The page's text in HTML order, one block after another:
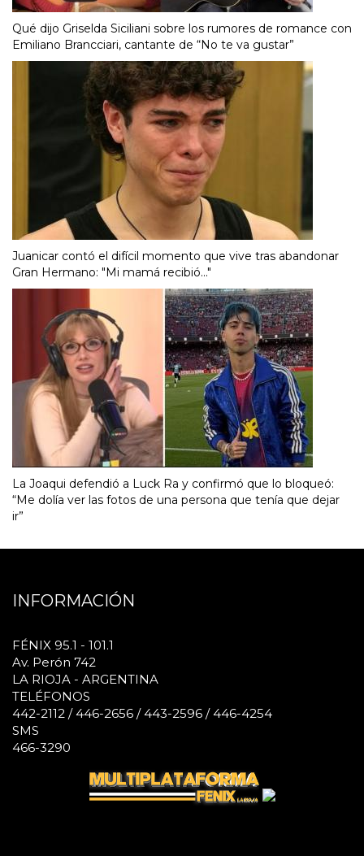
Qué dijo Griselda Siciliani sobre los rumores de romance con
Emiliano Brancciari, cantante de “No te va gustar”
Juanicar contó el difícil momento que vive tras abandonar
Gran Hermano: "Mi mamá recibió..."
La Joaqui defendió a Luck Ra y confirmó que lo bloqueó:
“Me dolía ver las fotos de una persona que tenía que dejar
ir”
INFORMACIÓN
FÉNIX 95.1 - 101.1
Av. Perón 742
LA RIOJA - ARGENTINA
TELÉFONOS
442-2112 / 446-2656 / 443-2596 / 446-4254
SMS
466-3290